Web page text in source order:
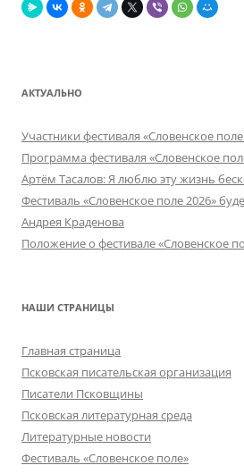
АКТУАЛЬНО
Участники фестиваля «Словенское
Программа фестиваля «Словенское
Артём Тасалов: Я люблю эту жизнь
Фестиваль «Словенское поле 2026»
Андрея Краденова
Положение о фестивале «Словенское
НАШИ СТРАНИЦЫ
Главная страница
Псковская писательская организация
Писатели Псковщины
Псковская литературная среда
Литературные новости
Фестиваль «Словенское поле»